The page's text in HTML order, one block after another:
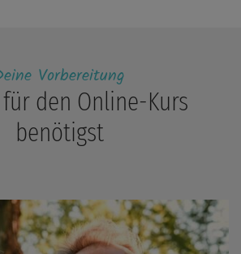
Vorbereitung
den Online-Kurs
benötigst